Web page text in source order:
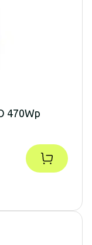
470Wp